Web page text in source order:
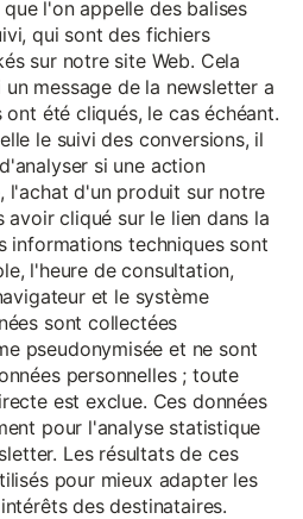
l'on appelle des balises
qui sont des fichiers
sur notre site Web. Cela
message de la newsletter a
été cliqués, le cas échéant.
le suivi des conversions, il
si une action
l'achat d'un produit sur notre
avoir cliqué sur le lien dans la
informations techniques sont
l'heure de consultation,
et le système
sont collectées
pseudonymisée et ne sont
personnelles ; toute
est exclue. Ces données
pour l'analyse statistique
Les résultats de ces
pour mieux adapter les
des destinataires.